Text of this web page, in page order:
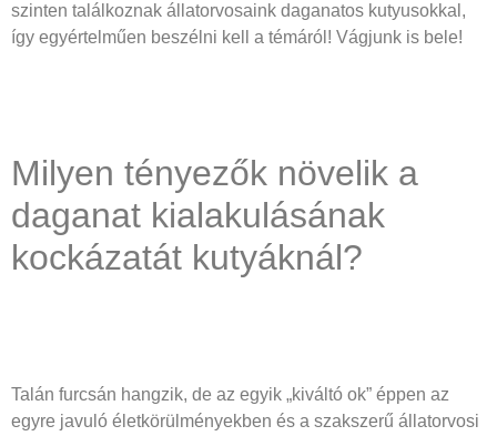
szinten találkoznak állatorvosaink daganatos kutyusokkal,
így egyértelműen beszélni kell a témáról! Vágjunk is bele!
Milyen tényezők növelik a
daganat kialakulásának
kockázatát kutyáknál?
Talán furcsán hangzik, de az egyik „kiváltó ok” éppen az
egyre javuló életkörülményekben és a szakszerű állatorvosi